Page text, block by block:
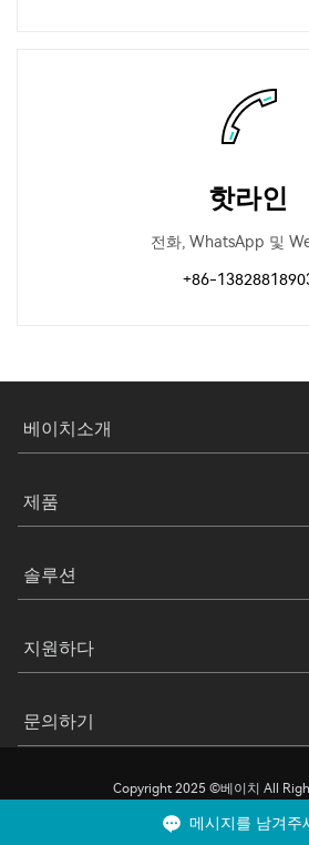
핫라인
전화, WhatsApp 및
+86-
베이치소개
제품
솔루션
지원하다
문의하기
Copyright 2025 ©베이치 All
은둔 이용약관
메시지를 남겨주